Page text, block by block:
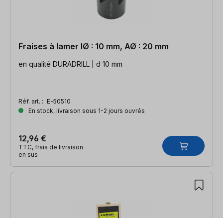
Fraises à lamer IØ : 10 mm, AØ : 20 mm
en qualité DURADRILL | d 10 mm
Réf. art. : E-50510
En stock, livraison sous 1-2 jours ouvrés
12,96 €
TTC, frais de livraison
en sus